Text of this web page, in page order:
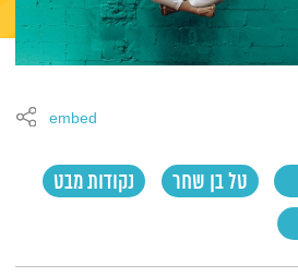
טל בן שחר
נקודות מבט
embed